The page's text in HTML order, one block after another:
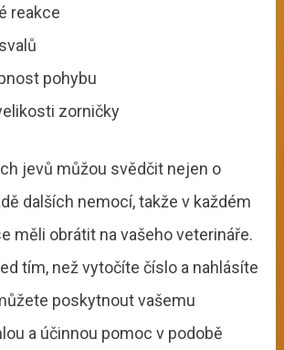
reakce
pohybu
zorničky
jevů můžou svědčit nejen o
dalších nemocí, takže v každém
měli obrátit na vašeho veterináře.
tím, než vytočíte číslo a nahlásíte
poskytnout vašemu
a účinnou pomoc v podobě